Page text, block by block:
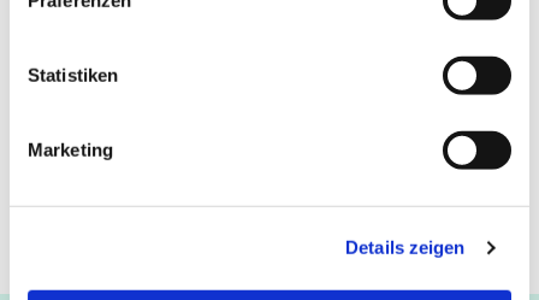
Statistiken
Marketing
Details zeigen